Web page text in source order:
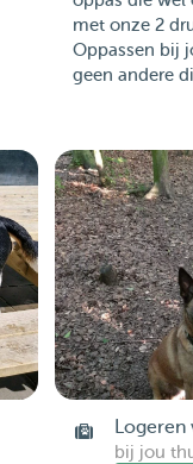
met onze 2
Oppassen bij
geen andere
bij jou